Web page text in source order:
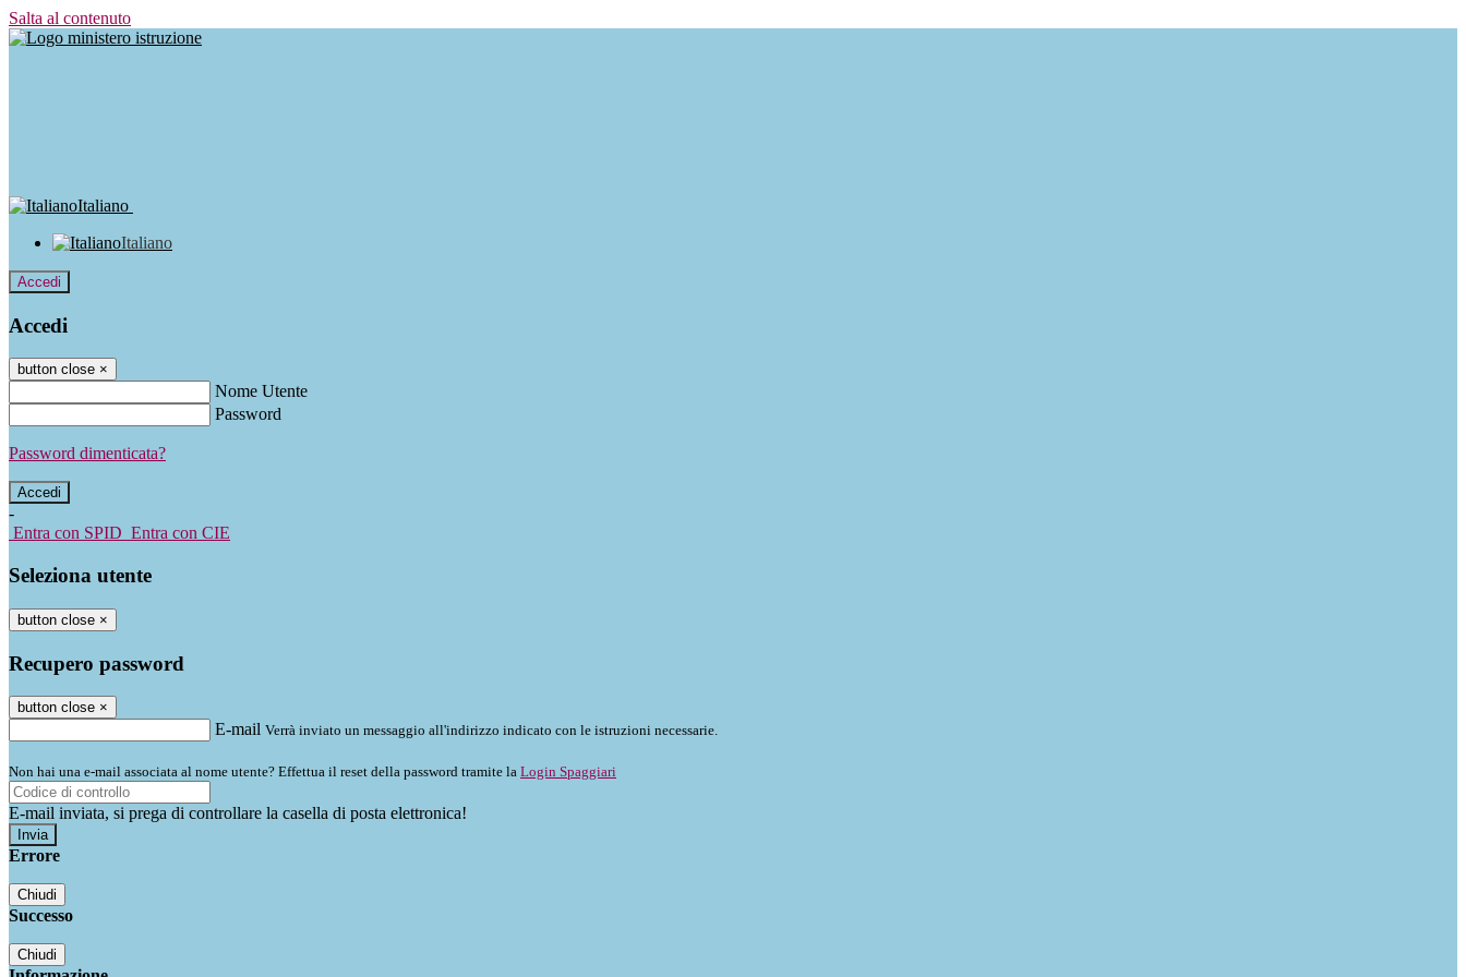
Salta al contenuto
Italiano
Italiano
Accedi
Accedi
button close ×
Nome Utente
Password
Password dimenticata?
-
Entra con SPID Entra con CIE
Seleziona utente
button close ×
Recupero password
button close ×
E-mail Verrà inviato un messaggio all'indirizzo indicato con le istruzioni necessarie.
Non hai una e-mail associata al nome utente? Effettua il reset della password tramite la Login Spaggiari
E-mail inviata, si prega di controllare la casella di posta elettronica!
Errore
Chiudi
Successo
Chiudi